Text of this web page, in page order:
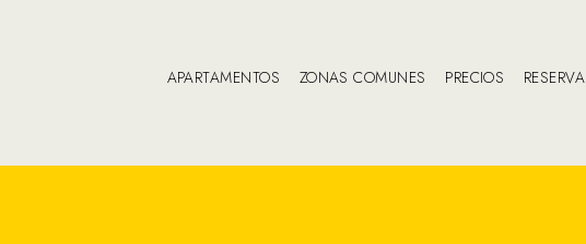
APARTAMENTOS ZONAS COMUNES PRECIOS RESERVA